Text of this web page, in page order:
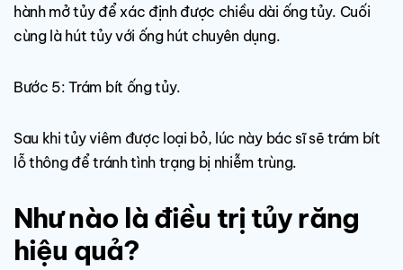
hành mở tủy để xác định được chiều dài ống tủy. Cuối
cùng là hút tủy với ống hút chuyên dụng.
Bước 5: Trám bít ống tủy.
Sau khi tủy viêm được loại bỏ, lúc này bác sĩ sẽ trám bít
lỗ thông để tránh tình trạng bị nhiễm trùng.
Như nào là điều trị tủy răng
hiệu quả?